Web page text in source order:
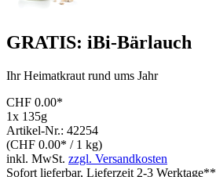
GRATIS: iBi-Bärlauch
Ihr Heimatkraut rund ums Jahr
CHF 0.00*
1x 135g
Artikel-Nr.: 42254
(CHF 0.00* / 1 kg)
inkl. MwSt. zzgl. Versandkosten
Sofort lieferbar, Lieferzeit 2-3 Werktage**